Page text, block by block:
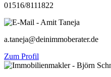
01516/8111822
a.taneja@deinimmoberater.de
Zum Profil